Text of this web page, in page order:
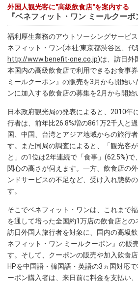
外国人観光客に"高級飲食店"を案内する
『ベネフィット・ワン ミールクー
福利厚生業務のアウトソーシングサービ
ネフィット・ワン(本社:東京都渋谷区、代
http://www.benefit-one.co.jp)は、訪日外
本国内の高級飲食店で利用できるお食事
ミールクーポン』の販売を3月から開始
ンに加入する飲食店の募集を2月から開始
日本政府観光局の発表によると、2010年
行者は、前年比26.8%増の861万2千人と
国、中国、台湾とアジア地域からの旅行
す。また同局の調査によると、「観光客
と」の1位は2年連続で「食事」(62.5%)で
関心の高さが伺えます。一方、飲食店の
ンドサービスの不足など、受け入れ態勢
す。
そこでベネフィット・ワンは、これまで
を通して培った全国約1万店の飲食店との
訪日外国人旅行者を対象に、国内の高級
ネフィット・ワン ミールクーポン』の販
す。そして、クーポンの販売や加入飲食
HPを中国語・韓国語・英語の3ヵ国対応
ーポン購入者は、来日前に料金を支払い